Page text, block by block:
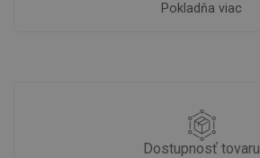
Pokladňa viac
Dostupnosť tovaru